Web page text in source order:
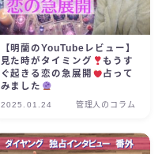
【明蘭のYouTubeレビュー】
見た時がタイミング
もうす
ぐ起きる恋の急展開
占って
みました
2025.01.24 管理人のコラム